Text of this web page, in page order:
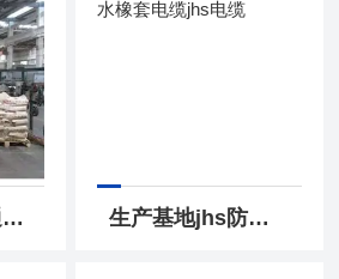
生产基地充油通信电缆HYAT10对电缆 生产基地jhs防水线 防水橡套电缆jhs电缆